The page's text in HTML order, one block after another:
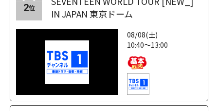
2位
IN JAPAN 東京ドーム
08/08(土)
10:40～13:00